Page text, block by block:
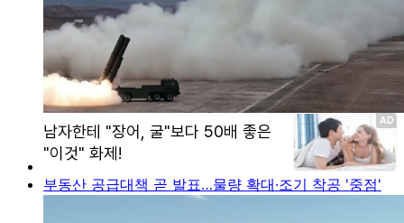
부동산 공급대책 곧 발표…물량 확대·조기 착공 '중점'